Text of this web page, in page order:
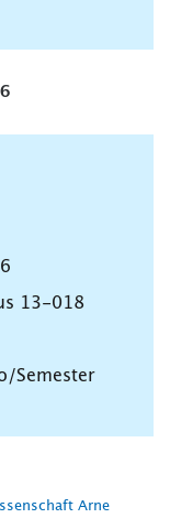
13-018
Semester
Arne